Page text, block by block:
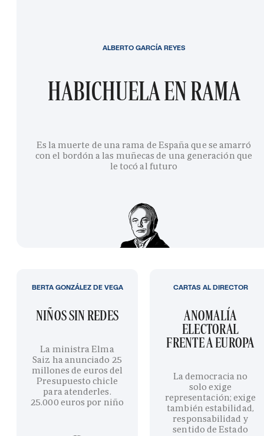
HABICHUELA EN RAMA
Es la muerte de una rama de España que se amarró
con el bordón a las muñecas de una generación que
le tocó al futuro
ALBERTO GARCÍA REYES
NIÑOS SIN REDES
La ministra Elma
Saiz ha anunciado 25
millones de euros del
Presupuesto chicle
para atenderles.
25.000 euros por niño
BERTA GONZÁLEZ DE VEGA
ANOMALÍA
ELECTORAL
FRENTE A EUROPA
La democracia no
solo exige
representación; exige
también estabilidad,
responsabilidad y
sentido de Estado
CARTAS AL DIRECTOR